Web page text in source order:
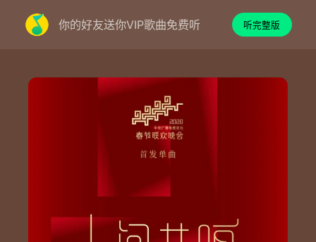
你的好友送你VIP歌曲免费听 听完整版